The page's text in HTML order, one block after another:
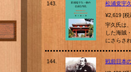
143.
松浦党宇
¥2,619 [
宇久氏は
した海賊
にさらさ
144.
戦前日本